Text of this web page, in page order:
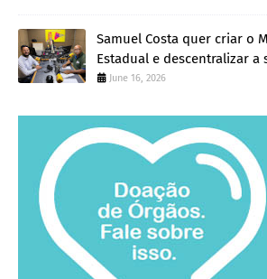
Samuel Costa quer criar o
Estadual e descentralizar a
June 16, 2026